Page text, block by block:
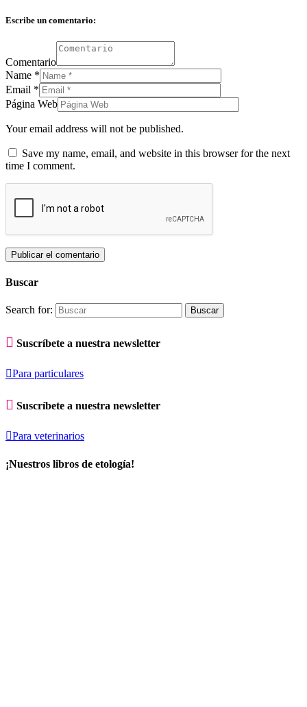
Escribe un comentario:
Comentario
Name *
Email *
Página Web
Your email address will not be published.
Save my name, email, and website in this browser for the next
time I comment.
Buscar
Search for:
 Suscríbete a nuestra newsletter
Para particulares
 Suscríbete a nuestra newsletter
Para veterinarios
¡Nuestros libros de etología!